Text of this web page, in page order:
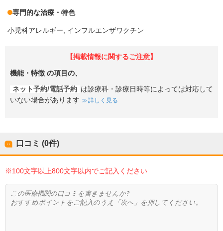
専門的な治療・特色
小児科アレルギー インフルエンザワクチン
【掲載情報に関するご注意】
機能・特徴 の項目の、
ネット予約/電話予約 は診療科・診療日時等によっては対応して
いない場合があります
詳しく見る
口コミ (0件)
※100文字以上800文字以内でご記入ください